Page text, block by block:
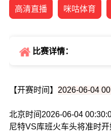
高清直播 咪咕体育
比赛详情：
【开赛时间】 2026-06-04
北京时间2026-06-04
尼特VS库班火车头将准时